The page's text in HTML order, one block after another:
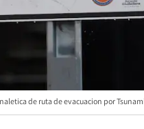
de ruta de evacuacion por